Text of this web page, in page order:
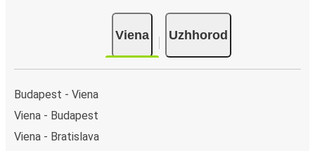
Viena Uzhhorod
Budapest - Viena
Viena - Budapest
Viena - Bratislava